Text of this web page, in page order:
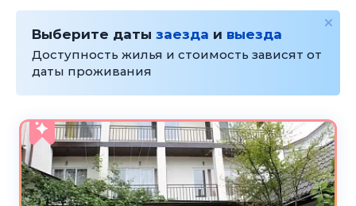
Выберите даты заезда и выезда
Доступность жилья и стоимость зависят от
даты проживания
4.8